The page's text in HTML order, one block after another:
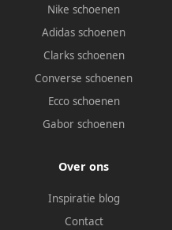
Nike schoenen
Adidas schoenen
Clarks schoenen
Converse schoenen
Ecco schoenen
Gabor schoenen
Over ons
Inspiratie blog
Contact